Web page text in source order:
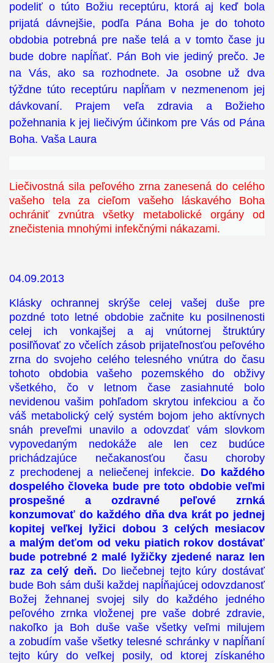
podeliť o túto Božiu receptúru, ktorá aj keď bola
prijatá dávnejšie, podľa Pána Boha je do tohoto
obdobia potrebná pre naše telá a v tomto čase ju
bude dobre napĺňať. Pán Boh vie jediný prečo. Je
na Vás, ako sa rozhodnete. Ja osobne už dva
týždne túto receptúru napĺňam v nezmenenom jej
dávkovaní. Prajem veľa zdravia a Božieho
požehnania k jej liečivým účinkom pre Vás od Pána
Boha. Vaša Laura
Liečivostná sila peľového zrna zanesená do celého
vašeho tela za cieľom vašeho láskavého Boha
ochrániť zvnútra všetky metabolické orgány od
znečistenia mnohými infekčnými nákazami.
04.09.2013
Klásky ochrannej skrýše celej vašej duše pre
pozdné toto letné obdobie začnite ku posilnenosti
celej ich vonkajšej a aj vnútornej štruktúry
posiľňovať zo včelích zásob prijateľnosťou peľového
zrna do svojeho celého telesného vnútra do času
tohoto obdobia vašeho pozemského do obživy
všetkého, čo v letnom čase zasiahnuté bolo
nevidenou vašim pohľadom skrytou infekciou a čo
váš metabolický celý systém bojom jeho aktívnych
snáh preveľmi unavilo a odovzdať vám slovkom
vypovedaným nedokáže ale len cez budúce
prichádzajúce nečakanosťou času choroby
z prechodenej a neliečenej infekcie. Do každého
dospelého človeka bude pre toto obdobie veľmi
prospešné a ozdravné peľové zrnká
konzumovať do každého dňa dva krát po jednej
kopitej veľkej lyžici dobou 3 celých mesiacov
a malým deťom od veku piatich rokov dostávať
bude potrebné 2 malé lyžičky zjedené naraz len
raz za celý deň. Do liečebnej tejto kúry dostávať
bude Boh sám duši každej napĺňajúcej odovzdanosť
Božej žehnanej svojej sily do každého jedného
peľového zrnka vloženej pre vaše dobré zdravie,
nakoľko ja Boh duše vaše všetky veľmi milujem
a zobudím vaše všetky telesné schránky v napĺňaní
tejto kúry do veľkej posily, od ktorej získaného